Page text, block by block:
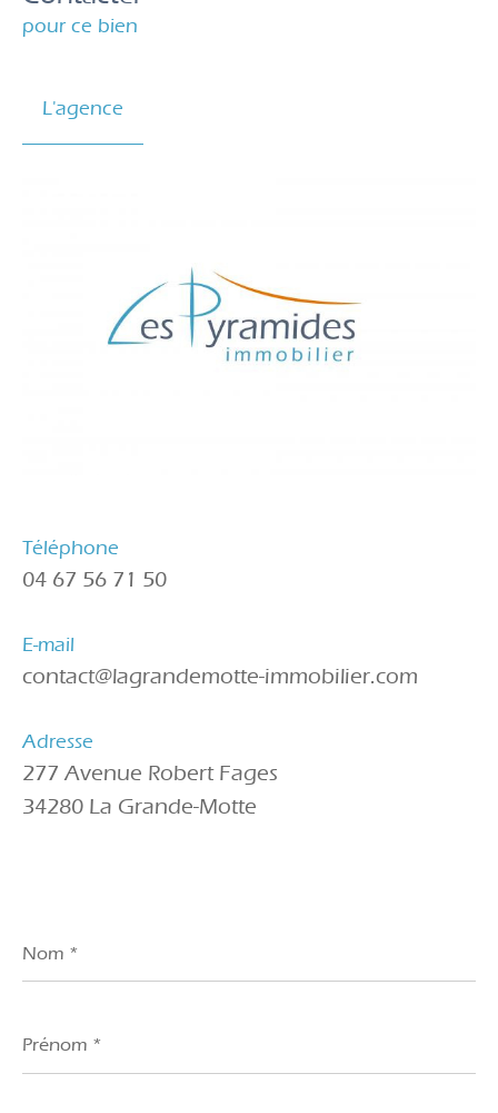
pour ce bien
L'agence
Téléphone
04 67 56 71 50
E-mail
contact@lagrandemotte-immobilier.com
Adresse
277 Avenue Robert Fages
34280 La Grande-Motte
*
*